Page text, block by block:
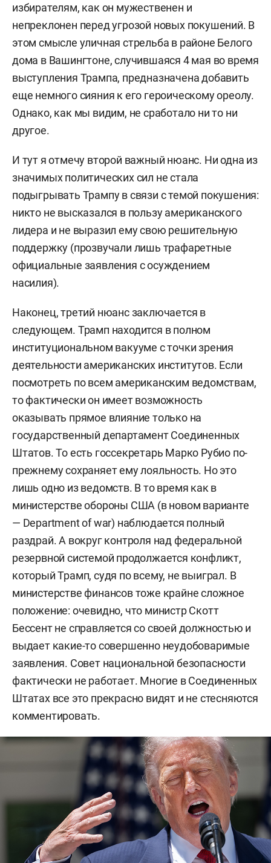
избирателям, как он мужественен и
непреклонен перед угрозой новых покушений. В
этом смысле уличная стрельба в районе Белого
дома в Вашингтоне, случившаяся 4 мая во время
выступления Трампа, предназначена добавить
еще немного сияния к его героическому ореолу.
Однако, как мы видим, не сработало ни то ни
другое.
И тут я отмечу второй важный нюанс. Ни одна из
значимых политических сил не стала
подыгрывать Трампу в связи с темой покушения:
никто не высказался в пользу американского
лидера и не выразил ему свою решительную
поддержку (прозвучали лишь трафаретные
официальные заявления с осуждением
насилия).
Наконец, третий нюанс заключается в
следующем. Трамп находится в полном
институциональном вакууме с точки зрения
деятельности американских институтов. Если
посмотреть по всем американским ведомствам,
то фактически он имеет возможность
оказывать прямое влияние только на
государственный департамент Соединенных
Штатов. То есть госсекретарь Марко Рубио по-
прежнему сохраняет ему лояльность. Но это
лишь одно из ведомств. В то время как в
министерстве обороны США (в новом варианте
— Departmentofwar) наблюдается полный
раздрай. А вокруг контроля над федеральной
резервной системой продолжается конфликт,
который Трамп, судя по всему, не выиграл. В
министерстве финансов тоже крайне сложное
положение: очевидно, что министр Скотт
Бессент не справляется со своей должностью и
выдает какие-то совершенно неудобоваримые
заявления. Совет национальной безопасности
фактически не работает. Многие в Соединенных
Штатах все это прекрасно видят и не стесняются
комментировать.